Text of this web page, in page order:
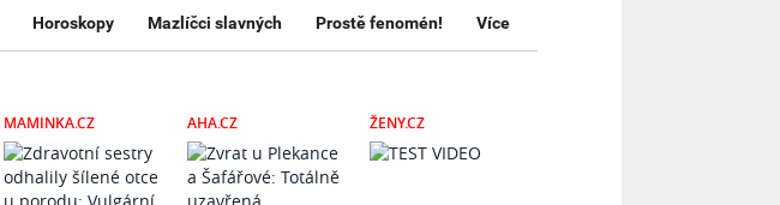
Horoskopy Mazlíčci slavných Prostě fenomén! Více
MAMINKA.CZ AHA.CZ ŽENY.CZ